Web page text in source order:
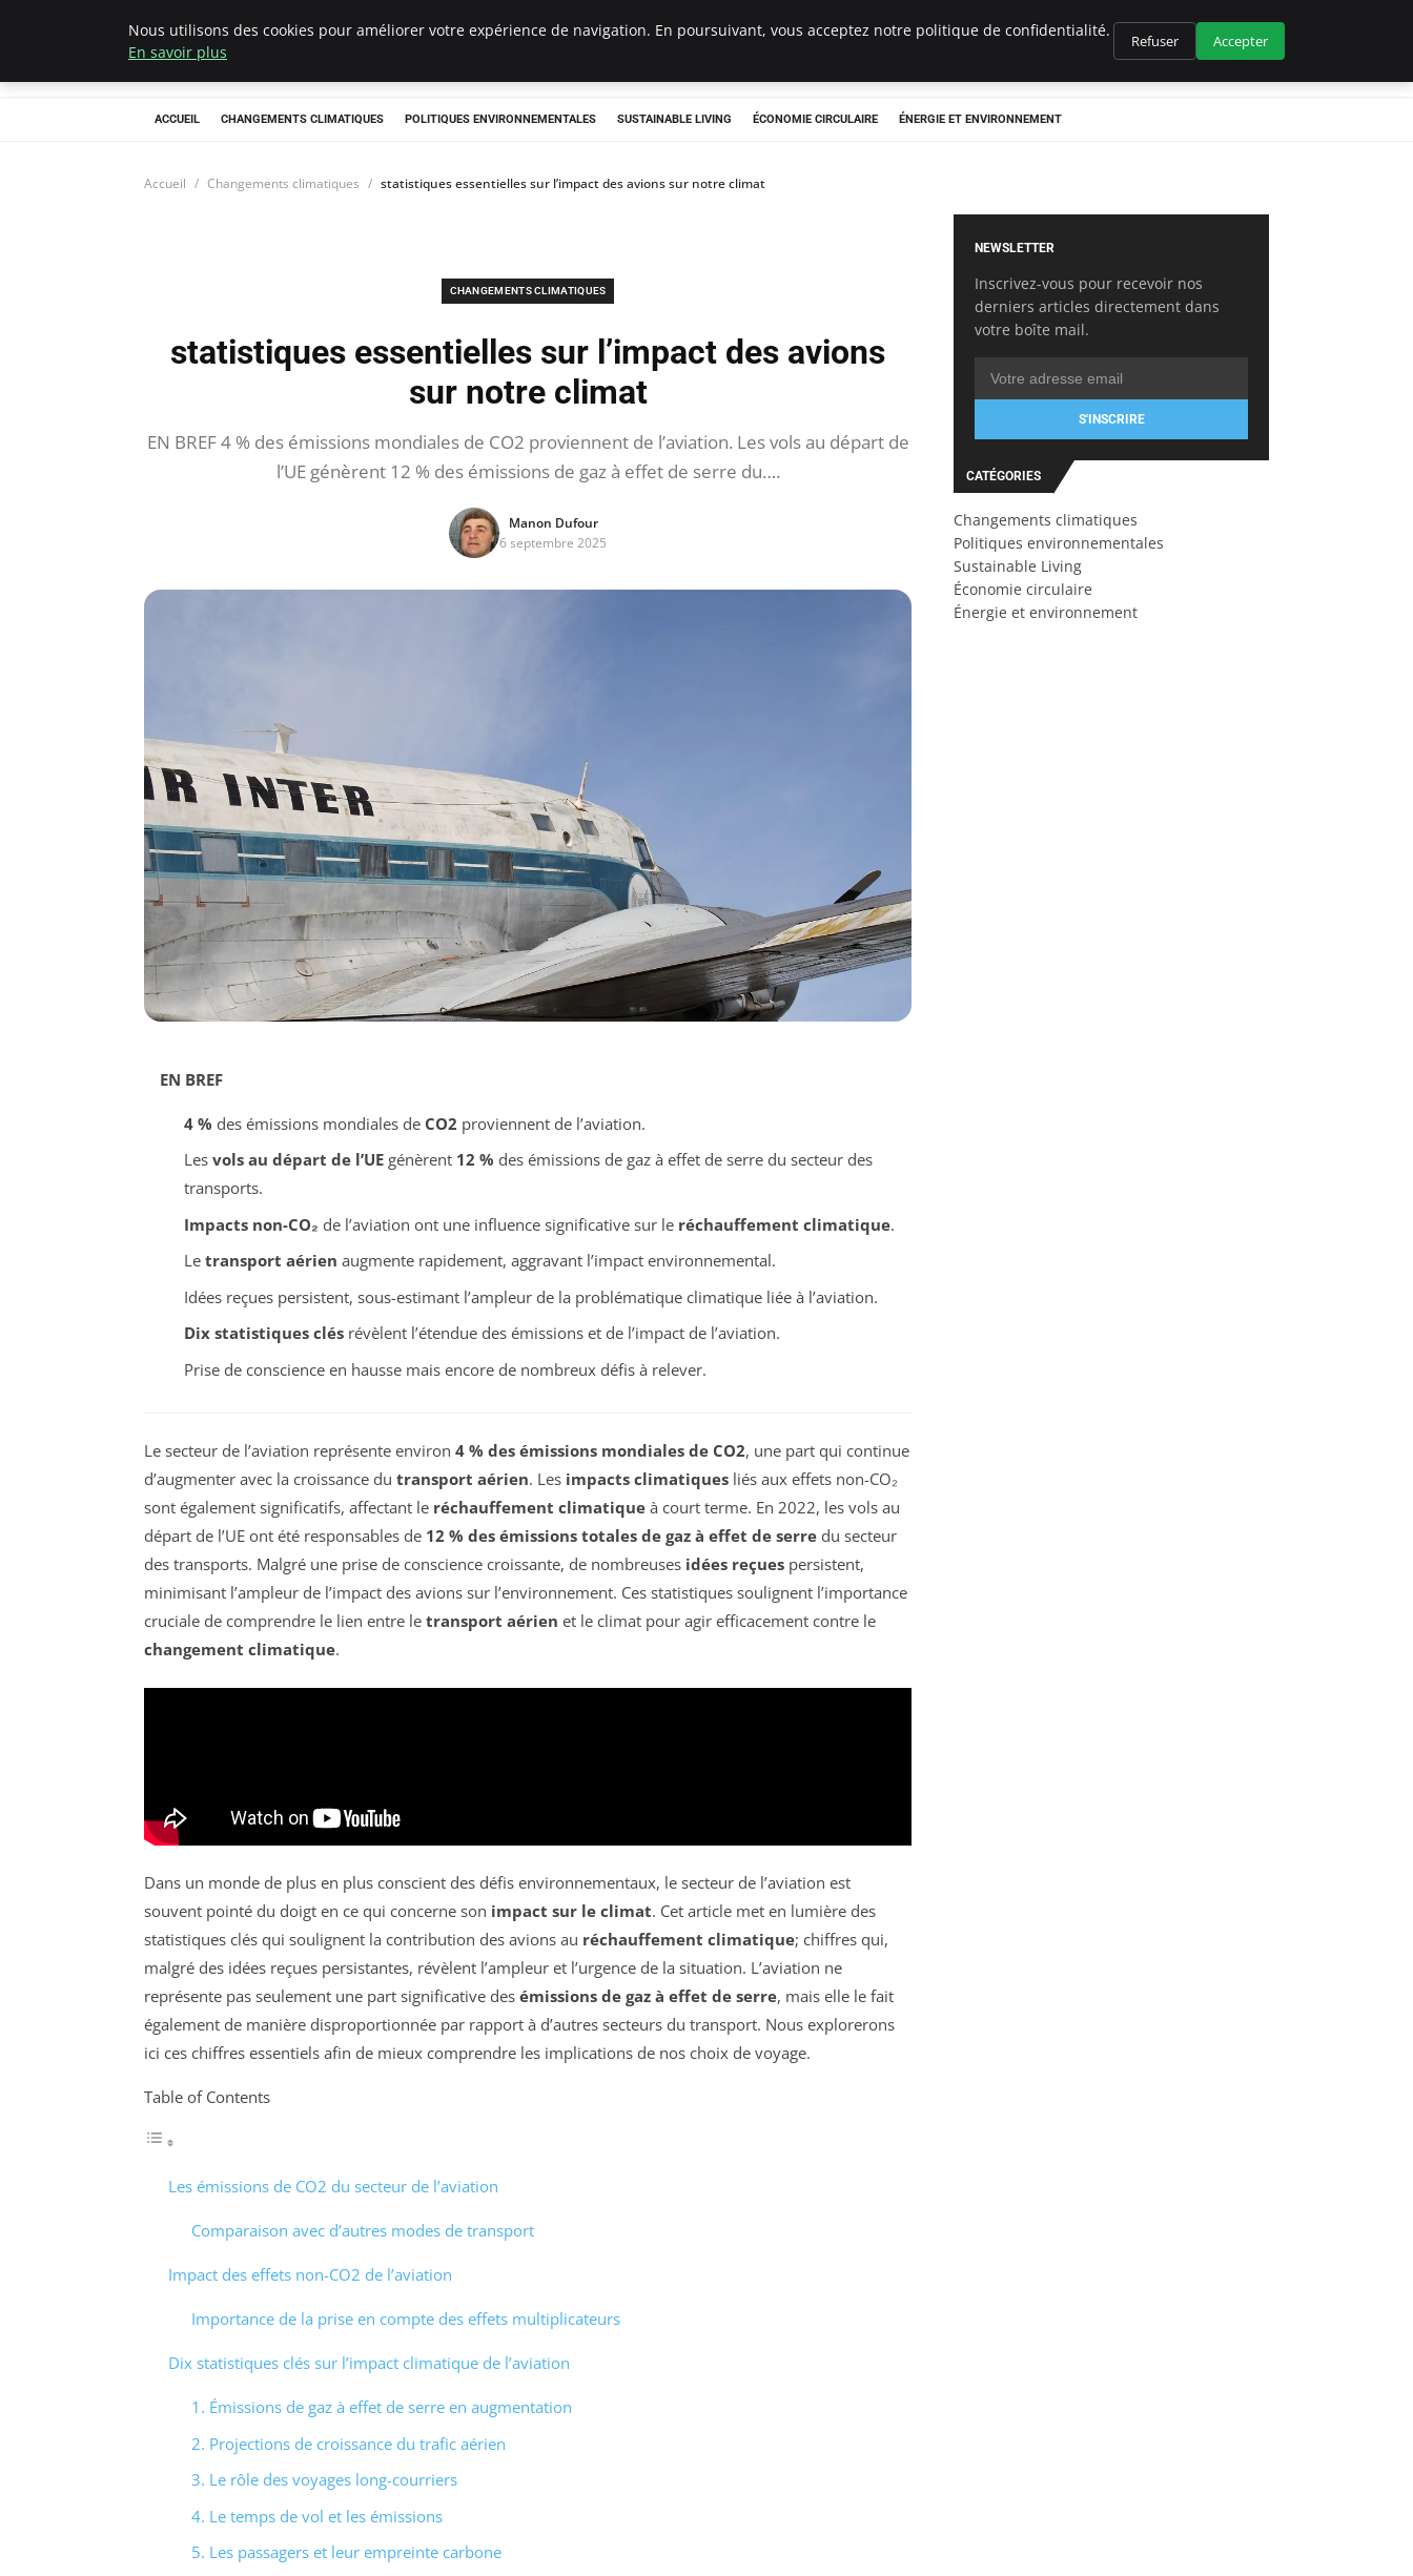
Climategatecountryclub.com
ACCUEIL CHANGEMENTS CLIMATIQUES POLITIQUES ENVIRONNEMENTALES SUSTAINABLE LIVING ÉCONOMIE CIRCULAIRE ÉNERGIE ET ENVIRONNEMENT
Accueil Changements climatiques statistiques essentielles sur l’impact des avions sur notre climat
CHANGEMENTS CLIMATIQUES
statistiques essentielles sur l’impact des avions
sur notre climat
EN BREF 4 % des émissions mondiales de CO2 proviennent de l’aviation. Les vols au départ de
l’UE génèrent 12 % des émissions de gaz à effet de serre du….
Manon Dufour
6 septembre 2025
EN BREF
4 % des émissions mondiales de CO2 proviennent de l’aviation.
Les vols au départ de l’UEgénèrent 12 % des émissions de gaz à effet de serre du secteur des
transports.
Impacts non-CO₂ de l’aviation ont une influence significative sur le réchauffement climatique.
Le transport aérien augmente rapidement, aggravant l’impact environnemental.
Idées reçues persistent, sous-estimant l’ampleur de la problématique climatique liée à l’aviation.
Dix statistiques clésrévèlent l’étendue des émissions et de l’impact de l’aviation.
Prise de conscience en hausse mais encore de nombreux défis à relever.
Le secteur de l’aviation représente environ 4 % des émissions mondiales de CO2, une part qui continue
d’augmenter avec la croissance du transport aérien. Les impacts climatiques liés aux effets non-CO₂
sont également significatifs, affectant le réchauffement climatique à court terme. En 2022, les vols au
départ de l’UE ont été responsables de 12 % des émissions totales de gaz à effet de serre du secteur
des transports. Malgré une prise de conscience croissante, de nombreuses idées reçues persistent,
minimisant l’ampleur de l’impact des avions sur l’environnement. Ces statistiques soulignent l’importance
cruciale de comprendre le lien entre le transport aérien et le climat pour agir efficacement contre le
changement climatique.
Dans un monde de plus en plus conscient des défis environnementaux, le secteur de l’aviation est
souvent pointé du doigt en ce qui concerne son impact sur le climat. Cet article met en lumière des
statistiques clés qui soulignent la contribution des avions au réchauffement climatique; chiffres qui,
malgré des idées reçues persistantes, révèlent l’ampleur et l’urgence de la situation. L’aviation ne
représente pas seulement une part significative des émissions de gaz à effet de serre, mais elle le fait
également de manière disproportionnée par rapport à d’autres secteurs du transport. Nous explorerons
ici ces chiffres essentiels afin de mieux comprendre les implications de nos choix de voyage.
Table of Contents
Les émissions de CO2 du secteur de l’aviation
Comparaison avec d’autres modes de transport
Impact des effets non-CO2 de l’aviation
Importance de la prise en compte des effets multiplicateurs
Dix statistiques clés sur l’impact climatique de l’aviation
1. Émissions de gaz à effet de serre en augmentation
2. Projections de croissance du trafic aérien
3. Le rôle des voyages long-courriers
4. Le temps de vol et les émissions
5. Les passagers et leur empreinte carbone
NEWSLETTER
Inscrivez-vous pour recevoir nos
derniers articles directement dans
votre boîte mail.
S'INSCRIRE
CATÉGORIES
Changements climatiques
Politiques environnementales
Sustainable Living
Économie circulaire
Énergie et environnement
Nous utilisons des cookies pour améliorer votre expérience de navigation. En poursuivant, vous acceptez notre politique de confidentialité.
En savoir plus
Refuser Accepter